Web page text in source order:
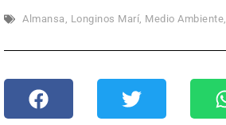
Almansa , Longinos Marí, Medio Ambiente,